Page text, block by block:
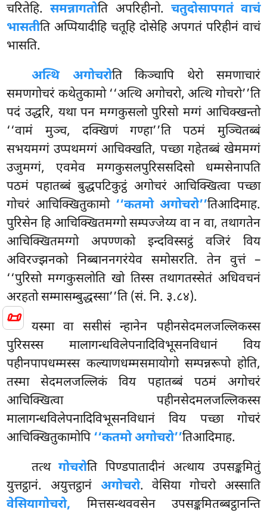
📜
चरितेहि.समन्नागतोति अपरिहीनो. चतुदोसापगतं वाचं
भासतीति अप्पियादीहि चतूहि दोसेहि अपगतं परिहीनं वाचं
भासति.
अत्थि अगोचरोति किञ्चापि थेरो समणाचारं
समणगोचरं कथेतुकामो ‘‘अत्थि अगोचरो, अत्थि गोचरो’’ति
पदं उद्धरि, यथा पन मग्गकुसलो पुरिसो मग्गं आचिक्खन्तो
‘‘वामं मुञ्च, दक्खिणं गण्हा’’ति पठमं मुञ्चितब्बं
सभयमग्गं उप्पथमग्गं आचिक्खति, पच्छा गहेतब्बं खेममग्गं
उजुमग्गं, एवमेव मग्गकुसलपुरिससदिसो धम्मसेनापति
पठमं पहातब्बंबुद्धपटिकुट्ठं अगोचरं आचिक्खित्वा पच्छा
गोचरं आचिक्खितुकामो ‘‘कतमो अगोचरो’’तिआदिमाह.
पुरिसेन हि आचिक्खितमग्गो सम्पज्जेय्य वा न वा, तथागतेन
आचिक्खितमग्गो अपण्णको इन्दविस्सट्ठं वजिरं विय
अविरज्झनको निब्बाननगरंयेव समोसरति. तेन वुत्तं –
‘‘पुरिसो मग्गकुसलोति खो तिस्स तथागतस्सेतं अधिवचनं
अरहतो सम्मासम्बुद्धस्सा’’ति (सं. नि. ३.८४).
यस्मा वा ससीसं न्हानेन पहीनसेदमलजल्लिकस्स
पुरिसस्स मालागन्धविलेपनादिविभूसनविधानं विय
पहीनपापधम्मस्स कल्याणधम्मसमायोगो सम्पन्नरूपो होति,
तस्मा सेदमलजल्लिकं विय पहातब्बं पठमं अगोचरं
आचिक्खित्वा पहीनसेदमलजल्लिकस्स
मालागन्धविलेपनादिविभूसनविधानं विय पच्छा गोचरं
आचिक्खितुकामोपि‘‘कतमो अगोचरो’’तिआदिमाह.
तत्थगोचरोति पिण्डपातादीनं अत्थाय उपसङ्कमितुं
युत्तट्ठानं. अयुत्तट्ठानं अगोचरो. वेसिया गोचरो अस्साति
वेसियागोचरो, मित्तसन्थववसेन उपसङ्कमितब्बट्ठानन्ति